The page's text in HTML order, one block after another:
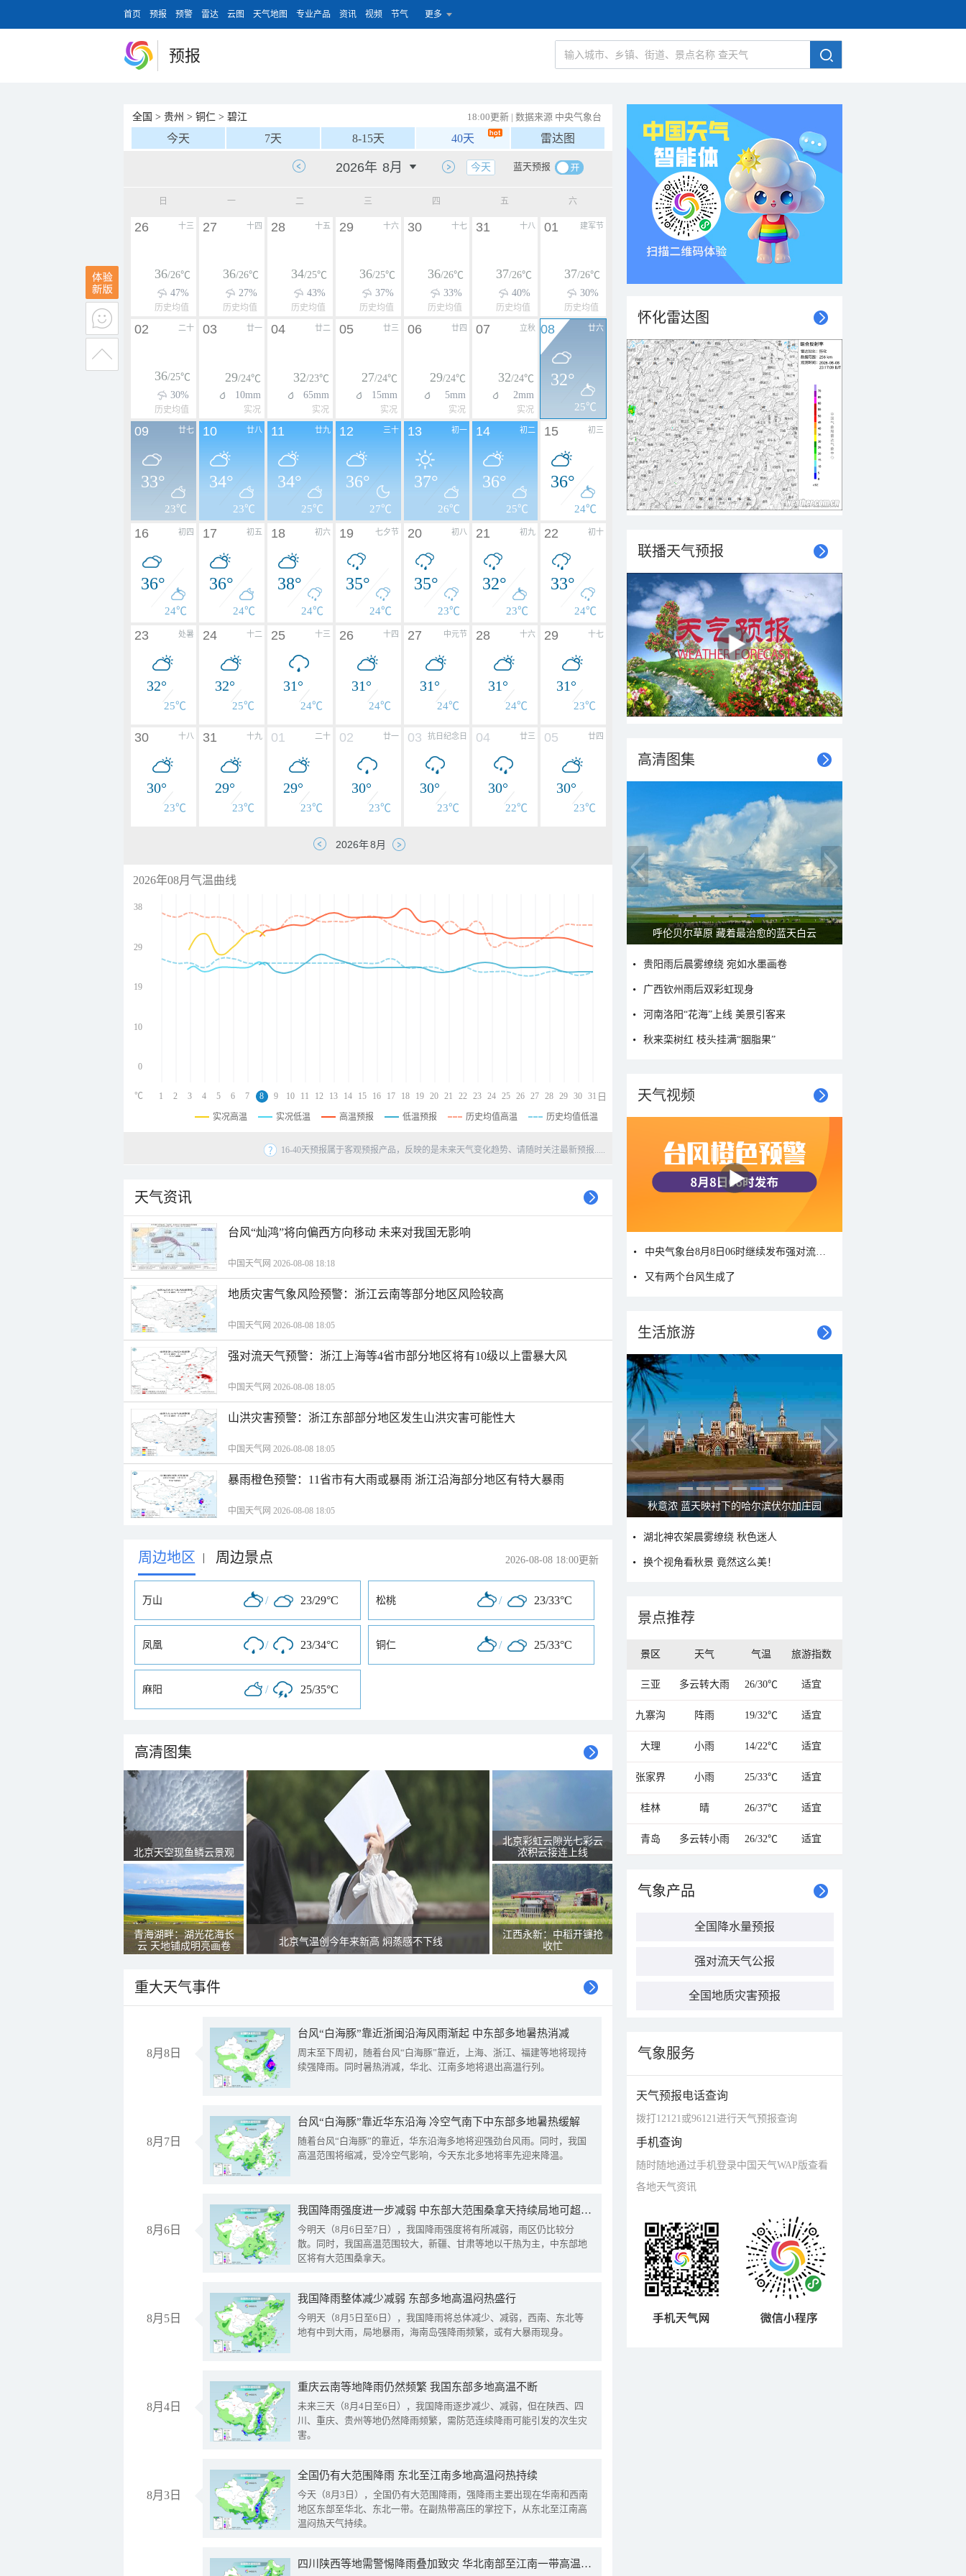
首页 预报 预警 雷达 云图 天气地图 专业产品 资讯 视频 节气 更多
预报
全国 > 贵州 > 铜仁 > 碧江 18:00更新 | 数据来源 中央气象台
今天 7天 8-15天 40天 雷达图
蓝天预报
今天
日 一 二 三 四 五 六
十三
26
36/26℃
47%
历史均值
十四
27
36/26℃
27%
历史均值
十五
28
34/25℃
43%
历史均值
十六
29
36/25℃
37%
历史均值
十七
30
36/26℃
33%
历史均值
十八
31
37/26℃
40%
历史均值
建军节
01
37/26℃
30%
历史均值
二十
02
36/25℃
30%
历史均值
廿一
03
29/24℃
10mm
实况
廿二
04
32/23℃
65mm
实况
廿三
05
27/24℃
15mm
实况
廿四
06
29/24℃
5mm
实况
立秋
07
32/24℃
2mm
实况
廿六
08
32°
25℃
廿七
09
33°
23℃
廿八
10
34°
23℃
廿九
11
34°
25℃
三十
12
36°
27℃
初一
13
37°
26℃
初二
14
36°
25℃
初三
15
36°
24℃
初四
16
36°
24℃
初五
17
36°
24℃
初六
18
38°
24℃
七夕节
19
35°
24℃
初八
20
35°
23℃
初九
21
32°
23℃
初十
22
33°
24℃
处暑
23
32°
25℃
十二
24
32°
25℃
十三
25
31°
24℃
十四
26
31°
24℃
中元节
27
31°
24℃
十六
28
31°
24℃
十七
29
31°
23℃
十八
30
30°
23℃
十九
31
29°
23℃
二十
01
29°
23℃
廿一
02
30°
23℃
抗日纪念日
03
30°
23℃
廿三
04
30°
22℃
廿四
05
30°
23℃
2026年08月气温曲线
38
29
19
10
0
1 2 3 4 5 6 7 8 9 10 11 12 13 14 15 16 17 18 19 20 21 22 23 24 25 26 27 28 29 30 31
℃ 日
实况高温 实况低温 高温预报 低温预报 历史均值高温 历史均值低温
16-40天预报属于客观预报产品，反映的是未来天气变化趋势、请随时关注最新预报.....
天气资讯
台风“灿鸿”将向偏西方向移动 未来对我国无影响
中国天气网 2026-08-08 18:18
地质灾害气象风险预警：浙江云南等部分地区风险较高
中国天气网 2026-08-08 18:05
强对流天气预警：浙江上海等4省市部分地区将有10级以上雷暴大风
中国天气网 2026-08-08 18:05
山洪灾害预警：浙江东部部分地区发生山洪灾害可能性大
中国天气网 2026-08-08 18:05
暴雨橙色预警：11省市有大雨或暴雨 浙江沿海部分地区有特大暴雨
中国天气网 2026-08-08 18:05
周边地区 | 周边景点 2026-08-08 18:00更新
万山 / 23/29°C 松桃 / 23/33°C
凤凰 / 23/34°C 铜仁 / 25/33°C
麻阳 / 25/35°C
高清图集
北京天空现鱼鳞云景观
青海湖畔：湖光花海长
云 天地铺成明亮画卷
北京气温创今年来新高 焖蒸感不下线
北京彩虹云隙光七彩云
浓积云接连上线
江西永新：中稻开镰抢
收忙
重大天气事件
8月8日
台风“白海豚”靠近浙闽沿海风雨渐起 中东部多地暑热消减
周末至下周初，随着台风“白海豚”靠近，上海、浙江、福建等地将现持
续强降雨。同时暑热消减，华北、江南多地将退出高温行列。
8月7日
台风“白海豚”靠近华东沿海 冷空气南下中东部多地暑热缓解
随着台风“白海豚”的靠近，华东沿海多地将迎强劲台风雨。同时，我国
高温范围将缩减，受冷空气影响，今天东北多地将率先迎来降温。
8月6日
我国降雨强度进一步减弱 中东部大范围桑拿天持续局地可超38℃
今明天（8月6日至7日），我国降雨强度将有所减弱，雨区仍比较分
散。同时，我国高温范围较大，新疆、甘肃等地以干热为主，中东部地
区将有大范围桑拿天。
8月5日
我国降雨整体减少减弱 东部多地高温闷热盛行
今明天（8月5日至6日），我国降雨将总体减少、减弱，西南、东北等
地有中到大雨，局地暴雨，海南岛强降雨频繁，或有大暴雨现身。
8月4日
重庆云南等地降雨仍然频繁 我国东部多地高温不断
未来三天（8月4日至6日），我国降雨逐步减少、减弱，但在陕西、四
川、重庆、贵州等地仍然降雨频繁，需防范连续降雨可能引发的次生灾
害。
8月3日
全国仍有大范围降雨 东北至江南多地高温闷热持续
今天（8月3日），全国仍有大范围降雨，强降雨主要出现在华南和西南
地区东部至华北、东北一带。在副热带高压的掌控下，从东北至江南高
温闷热天气持续。
四川陕西等地需警惕降雨叠加致灾 华北南部至江南一带高温频现
怀化雷达图
联播天气预报
高清图集
一组图感受水中消暑快乐瞬间
贵阳雨后晨雾缭绕 宛如水墨画卷
广西钦州雨后双彩虹现身
河南洛阳“花海”上线 美景引客来
秋来栾树红 枝头挂满“胭脂果”
天气视频
又有两个台风生成了
生活旅游
大美新疆—帕米尔高原好风光
湖北神农架晨雾缭绕 秋色迷人
换个视角看秋景 竟然这么美！
景点推荐
景区 天气 气温 旅游指数
三亚 多云转大雨 26/30℃ 适宜
九寨沟 阵雨 19/32℃ 适宜
大理 小雨 14/22℃ 适宜
张家界 小雨 25/33℃ 适宜
桂林 晴 26/37℃ 适宜
青岛 多云转小雨 26/32℃ 适宜
气象产品
全国降水量预报
强对流天气公报
全国地质灾害预报
气象服务
天气预报电话查询
拨打12121或96121进行天气预报查询
手机查询
随时随地通过手机登录中国天气WAP版查看
各地天气资讯